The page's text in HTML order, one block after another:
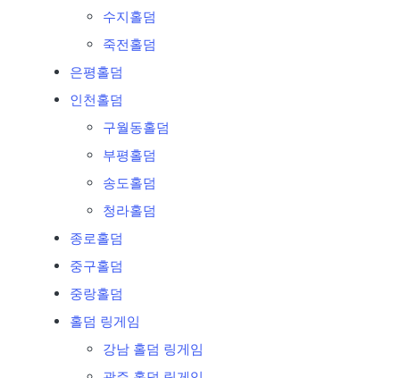
수지홀덤
죽전홀덤
은평홀덤
인천홀덤
구월동홀덤
부평홀덤
송도홀덤
청라홀덤
종로홀덤
중구홀덤
중랑홀덤
홀덤 링게임
강남 홀덤 링게임